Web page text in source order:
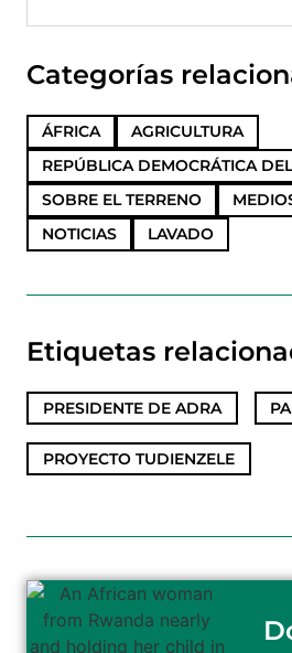
Categorías
ÁFRICA
AGRICULTURA
REPÚBLICA DEMOCRÁTICA
SOBRE EL TERRENO
NOTICIAS
LAVADO
Etiquetas
PRESIDENTE DE ADRA
PROYECTO TUDIENZELE